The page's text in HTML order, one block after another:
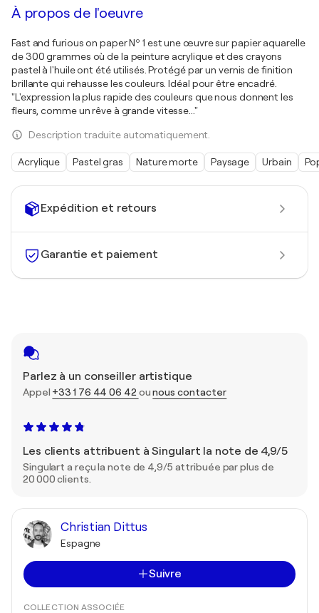
Expédition et retours
Garantie et paiement
Parlez à un conseiller artistique
Appel +33 1 76 44 06 42 ounous contacter
Les clients attribuent à Singulart la note de 4,9/5
Singulart a reçu la note de 4,9/5 attribuée par plus de
20 000 clients.
Christian Dittus
Espagne
Suivre
COLLECTION ASSOCIÉE
À propos de l'oeuvre
Fast and furious on paper Nº 1 est une œuvre sur papier aquarelle
de 300 grammes où de la peinture acrylique et des crayons
pastel à l'huile ont été utilisés. Protégé par un vernis de finition
brillante qui rehausse les couleurs. Idéal pour être encadré.
"L'expression la plus rapide des couleurs que nous donnent les
fleurs, comme un rêve à grande vitesse..."
Description traduite automatiquement.
Acrylique Pastel gras Nature morte Paysage Urbain